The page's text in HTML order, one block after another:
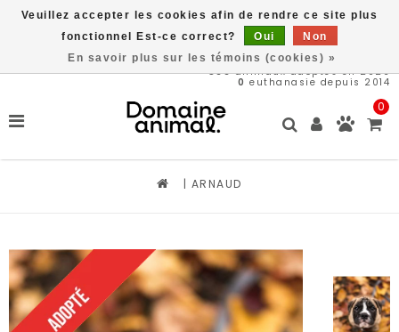
566animaux adoptés en 2026
0 euthanasie depuis 2014
0
| ARNAUD
Veuillez accepter les cookies afin de rendre ce site plus
fonctionnel Est-ce correct?
Oui
Non
En savoir plus sur les témoins (cookies) »
Livraison gratuite à partir de 89$*